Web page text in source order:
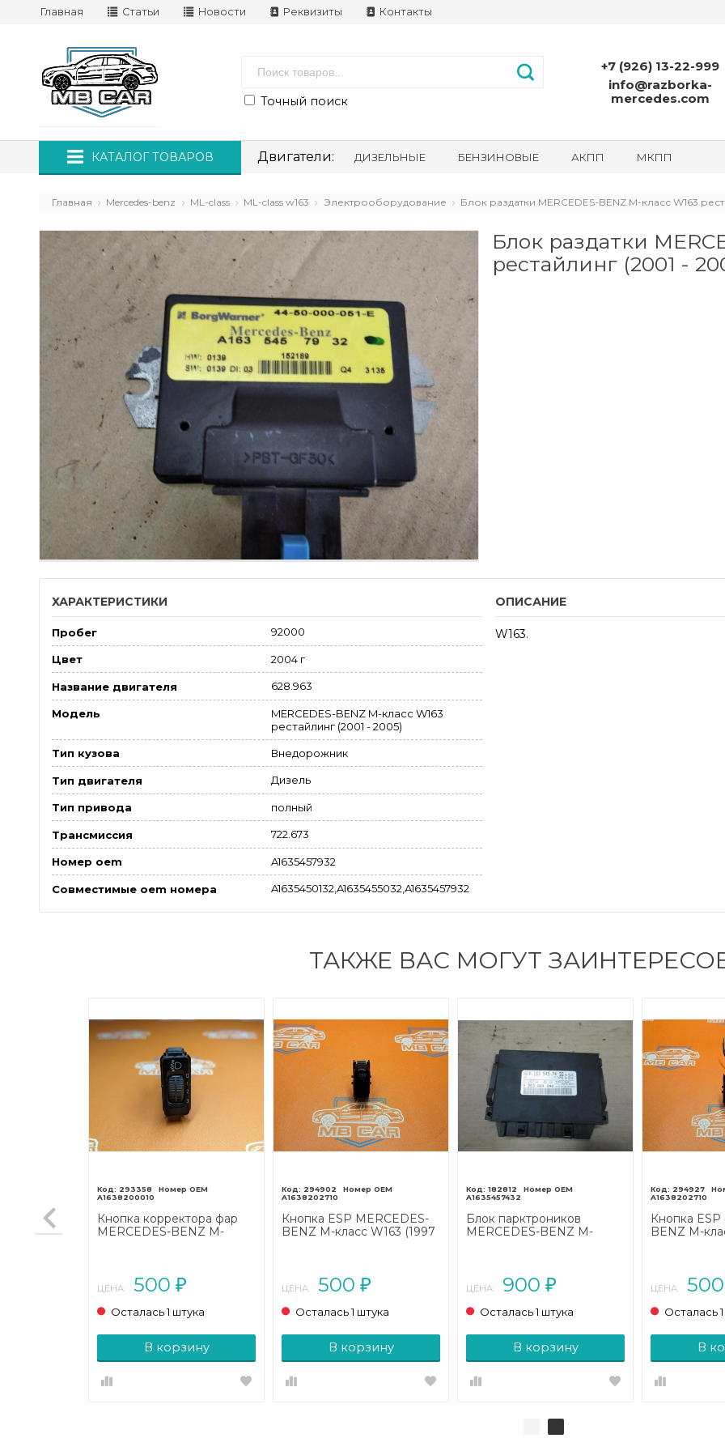
Главная Статьи Новости Реквизиты Контакты
Точный поиск
+7 (926) 13-22-999
info@razborka-
mercedes.com
КАТАЛОГ ТОВАРОВ Двигатели: ДИЗЕЛЬНЫЕ БЕНЗИНОВЫЕ АКПП МКПП
Главная Mercedes-benz ML-class ML-class w163 Электрооборудование Блок раздатки MERCEDES-BENZ M-класс W163
Блок раздатки
рестайлинг (2001 -
ХАРАКТЕРИСТИКИ
Пробег 92000
Цвет 2004 г
Название двигателя 628.963
Модель
MERCEDES-BENZ M-класс W163
рестайлинг (2001 - 2005)
Тип кузова Внедорожник
Тип двигателя Дизель
Тип привода полный
Трансмиссия 722.673
Номер oem A1635457932
Совместимые oem номера A1635450132,A1635455032,A1635457932
ОПИСАНИЕ
W163.
ТАКЖЕ ВАС МОГУТ
M-
293358
A1638200010
Кнопка корректора фар
MERCEDES-BENZ M-
ЦЕНА: 500 ₽
Осталась 1 штука
В корзину
294902
A1638202710
Кнопка ESP MERCEDES-
BENZ M-класс W163 (1997
ЦЕНА: 500 ₽
Осталась 1 штука
В корзину
182812
A1635457432
Блок парктроников
MERCEDES-BENZ M-
ЦЕНА: 900 ₽
Осталась 1 штука
В корзину
294927
A1638202710
Кнопка ESP
BENZ M-
ЦЕНА:
Осталась
В